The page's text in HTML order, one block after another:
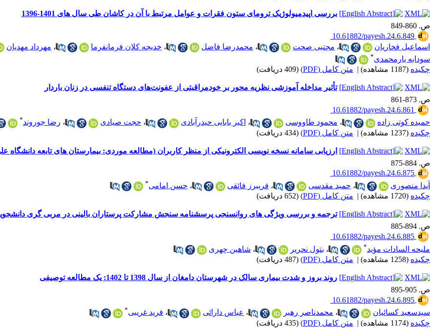
بررسی اپیدمیولوژیک ترومای ستون فقرات و عوامل مرتبط با آن در کاشان طی سال های 1401-1396
ص. 860-849
‎ 10.61882/payesh.24.6.849
اسماعیل فخاریان
، مجتبی صحت ، محمدرضا فاضل ، خدیجه کلان فرمانفرما ، مهرداد مهدیان
سودابه یارمحمدی*
چکیده (1187 مشاهده) | متن کامل (PDF) (409 دریافت)
تأثیر مداخله آموزشی نظریه محور بر خودمراقبتی از عفونت‌های دستگاه‌ تنفسی در زنان باردار
ص. 873-861
‎ 10.61882/payesh.24.6.861
حمیده کوتی زاده
، محمود طاووسی ، اکبر بابایی حیدرآبادی ، حجت صیادی ، رضا جوروند*
چکیده (1237 مشاهده) | متن کامل (PDF) (434 دریافت)
ارزیابی سامانه نسخه نویسی الکترونیکی از منظر کاربران (مطالعه موردی: بیمارستان های تابعه
ص. 884-875
‎ 10.61882/payesh.24.6.875
آیدا منصوری
، حمید مقدسی ، فریبرز فائقی ، حسن امامی*
چکیده (1720 مشاهده) | متن کامل (PDF) (652 دریافت)
ترجمه و بررسی ویژگی های روانسنجی پرسشنامه سنجش مشارکت پرستاران بالینی در مربی گری
ص. 894-885
‎ 10.61882/payesh.24.6.885
ملیحه السادات مؤید* ، بتول نحریر ، شاهین چهری
چکیده (1258 مشاهده) | متن کامل (PDF) (487 دریافت)
روند بروز و شدت بیماری سالک در شهرستان دامغان از سال 1398 تا 1402: یک مطالعه توصیفی
ص. 905-895
‎ 10.61882/payesh.24.6.895
سیدسعید کسائیان
، محمدناصر رهبر ، عباس دارائی ، فرید غریبی*
چکیده (1174 مشاهده) | متن کامل (PDF) (435 دریافت)